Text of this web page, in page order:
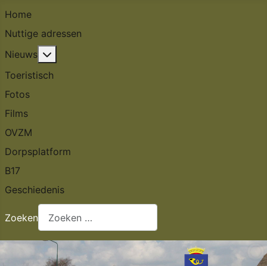
Home
Nuttige adressen
Nieuws
Toeristisch
Fotos
Films
OVZM
Dorpsplatform
B17
Geschiedenis
Zoeken